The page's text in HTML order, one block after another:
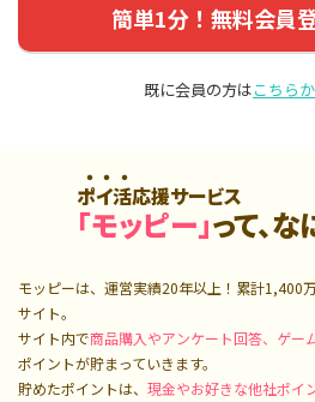
簡単1分！無料会員
既に会員の方はこちら
ポイ活応援サービス
「モッピー」って、な
モッピーは、運営実績20年以上！累計1,400
サイト。
サイト内で商品購入やアンケート回答、ゲー
ポイントが貯まっていきます。
貯めたポイントは、 現金やお好きな他社ポイ